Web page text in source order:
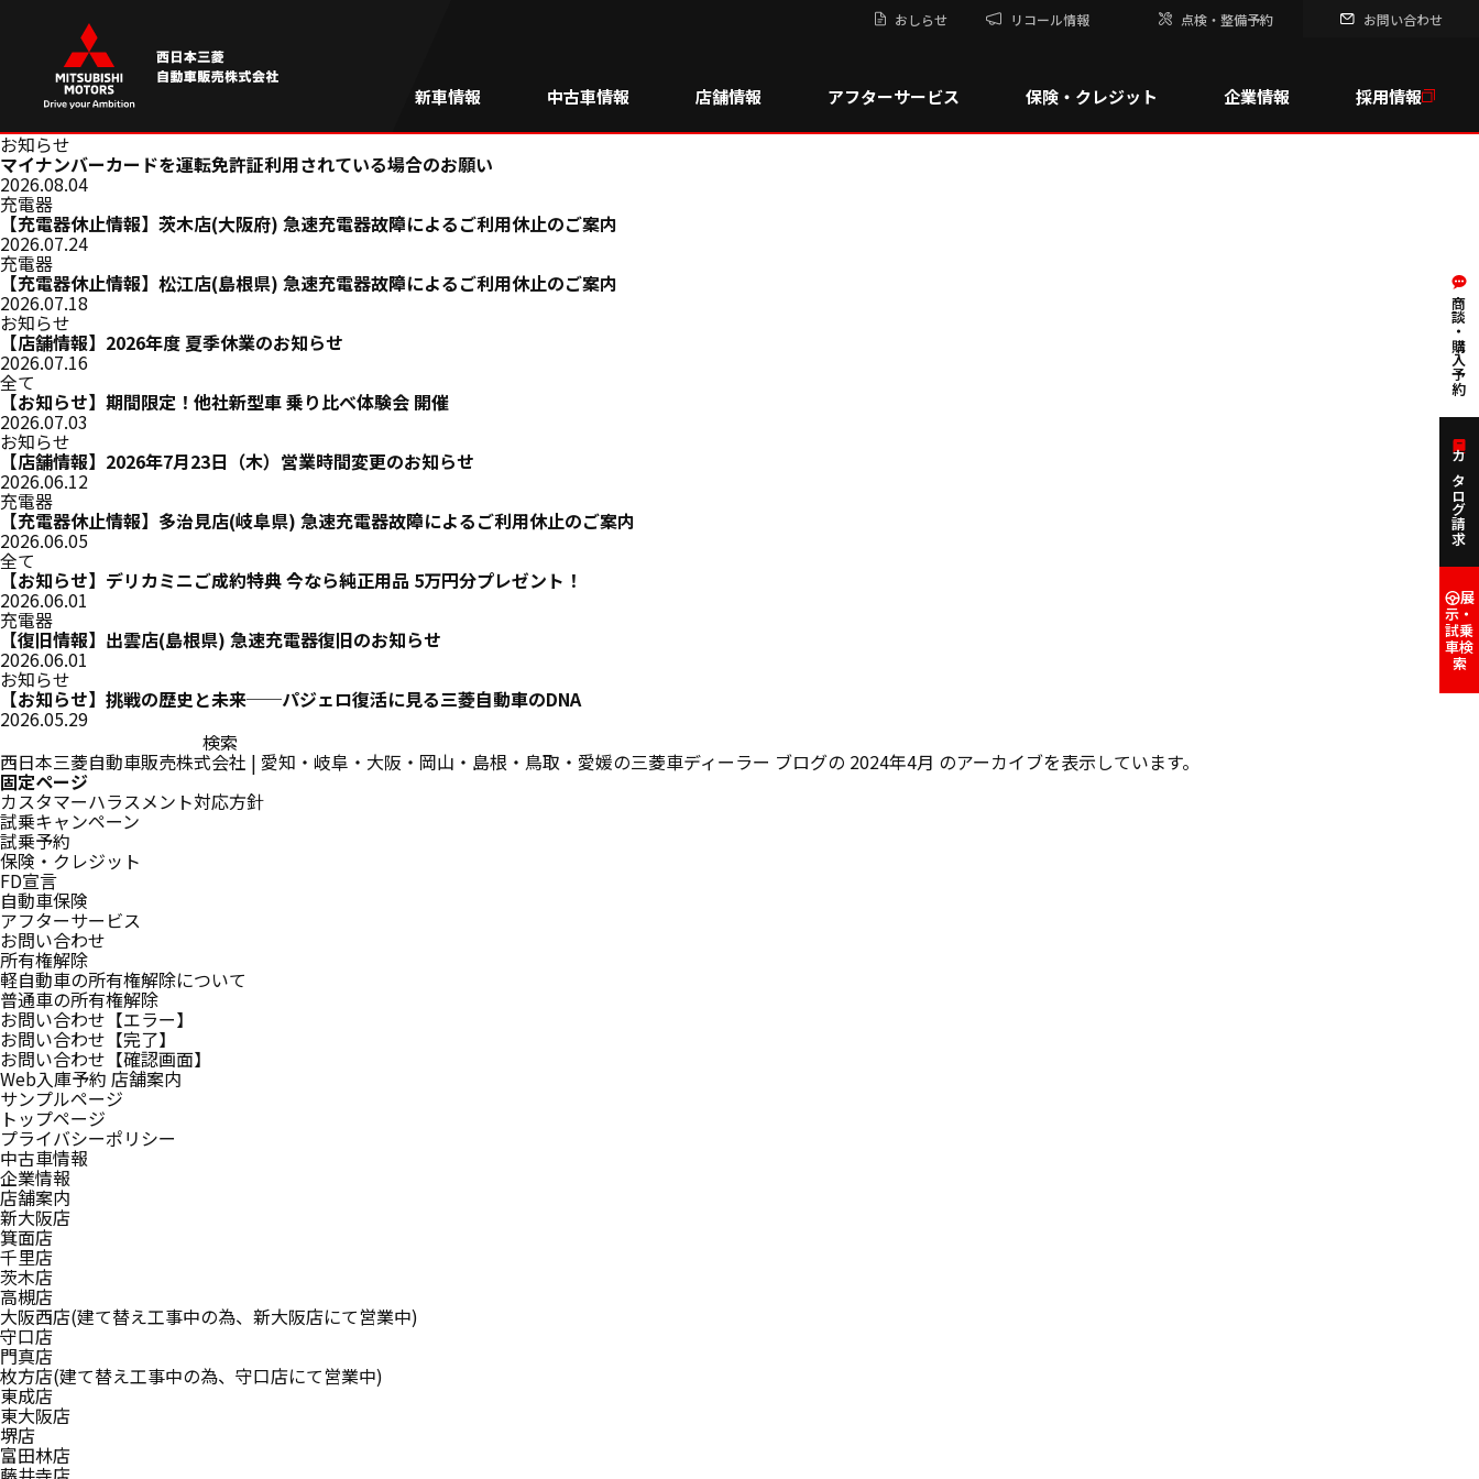
おしらせ リコール情報 点検・整備予約 お問い合わせ
新車情報 中古車情報 店舗情報 アフターサービス 保険・クレジット 企業情報 採用情報
お知らせ
マイナンバーカードを運転免許証利用されている場合のお願い
2026.08.04
充電器
【充電器休止情報】茨木店(大阪府) 急速充電器故障によるご利用休止のご案内
2026.07.24
充電器
【充電器休止情報】松江店(島根県) 急速充電器故障によるご利用休止のご案内
2026.07.18
お知らせ
【店舗情報】2026年度 夏季休業のお知らせ
2026.07.16
全て
【お知らせ】期間限定！他社新型車 乗り比べ体験会 開催
2026.07.03
お知らせ
【店舗情報】2026年7月23日（木）営業時間変更のお知らせ
2026.06.12
充電器
【充電器休止情報】多治見店(岐阜県) 急速充電器故障によるご利用休止のご案内
2026.06.05
全て
【お知らせ】デリカミニご成約特典 今なら純正用品 5万円分プレゼント！
2026.06.01
充電器
【復旧情報】出雲店(島根県) 急速充電器復旧のお知らせ
2026.06.01
お知らせ
【お知らせ】挑戦の歴史と未来──パジェロ復活に見る三菱自動車のDNA
2026.05.29
索:
西日本三菱自動車販売株式会社 | 愛知・岐阜・大阪・岡山・島根・鳥取・愛媛の三菱車ディーラー ブログの 2024年4月 のアーカイブを表示しています。
固定ページ
カスタマーハラスメント対応方針
試乗キャンペーン
試乗予約
保険・クレジット
FD宣言
自動車保険
アフターサービス
お問い合わせ
所有権解除
軽自動車の所有権解除について
普通車の所有権解除
お問い合わせ【エラー】
お問い合わせ【完了】
お問い合わせ【確認画面】
Web入庫予約 店舗案内
サンプルページ
トップページ
プライバシーポリシー
中古車情報
企業情報
店舗案内
新大阪店
箕面店
千里店
茨木店
高槻店
大阪西店(建て替え工事中の為、新大阪店にて営業中)
守口店
門真店
枚方店(建て替え工事中の為、守口店にて営業中)
東成店
東大阪店
堺店
富田林店
商談・購入予約
カタログ請求
展
示・
試乗
車検
索